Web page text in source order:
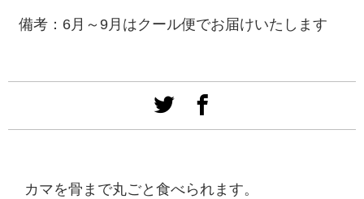
備考：6月～9月はクール便でお届けいたします
カマを骨まで丸ごと食べられます。